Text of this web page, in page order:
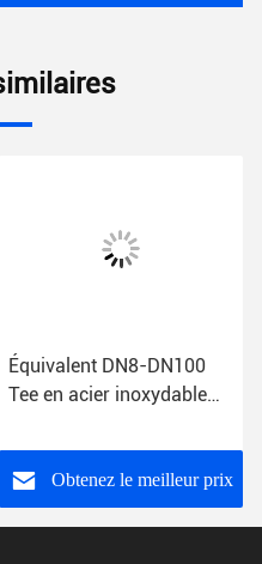
Équivalent DN8-DN100
Tee en acier inoxydable
de tuyaux
Obtenez le meilleur prix